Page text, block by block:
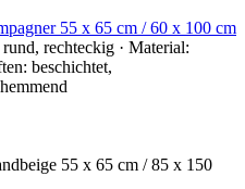
55 x 65 cm / 60 x 100 cm
rechteckig · Material:
beschichtet,